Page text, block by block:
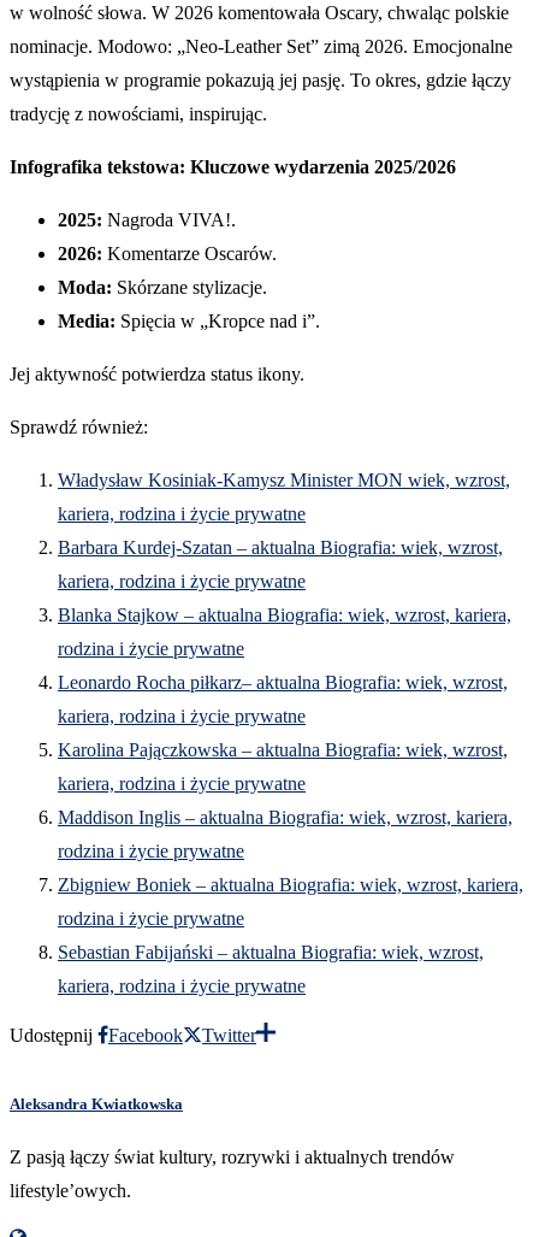
w wolność słowa. W 2026 komentowała Oscary, chwaląc polskie
nominacje. Modowo: „Neo-Leather Set” zimą 2026. Emocjonalne
wystąpienia w programie pokazują jej pasję. To okres, gdzie łączy
tradycję z nowościami, inspirując.
Infografika tekstowa: Kluczowe wydarzenia 2025/2026
2025: Nagroda VIVA!.
2026: Komentarze Oscarów.
Moda: Skórzane stylizacje.
Media: Spięcia w „Kropce nad i”.
Jej aktywność potwierdza status ikony.
Sprawdź również:
Władysław Kosiniak-Kamysz Minister MON wiek, wzrost,
kariera, rodzina i życie prywatne
Barbara Kurdej-Szatan – aktualna Biografia: wiek, wzrost,
kariera, rodzina i życie prywatne
Blanka Stajkow – aktualna Biografia: wiek, wzrost, kariera,
rodzina i życie prywatne
Leonardo Rocha piłkarz– aktualna Biografia: wiek, wzrost,
kariera, rodzina i życie prywatne
Karolina Pajączkowska – aktualna Biografia: wiek, wzrost,
kariera, rodzina i życie prywatne
Maddison Inglis – aktualna Biografia: wiek, wzrost, kariera,
rodzina i życie prywatne
Zbigniew Boniek – aktualna Biografia: wiek, wzrost, kariera,
rodzina i życie prywatne
Sebastian Fabijański – aktualna Biografia: wiek, wzrost,
kariera, rodzina i życie prywatne
Udostępnij Facebook Twitter
Aleksandra Kwiatkowska
Z pasją łączy świat kultury, rozrywki i aktualnych trendów
lifestyle’owych.